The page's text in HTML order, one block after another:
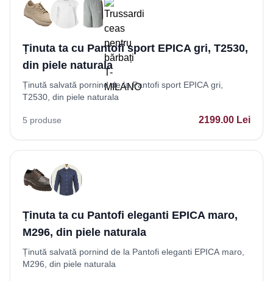
Ținuta ta cu Pantofi sport EPICA gri, T2530,
din piele naturala
Ținută salvată pornind de la Pantofi sport EPICA gri,
T2530, din piele naturala
5 produse 2199.00 Lei
Ținuta ta cu Pantofi eleganti EPICA maro,
M296, din piele naturala
Ținută salvată pornind de la Pantofi eleganti EPICA maro,
M296, din piele naturala